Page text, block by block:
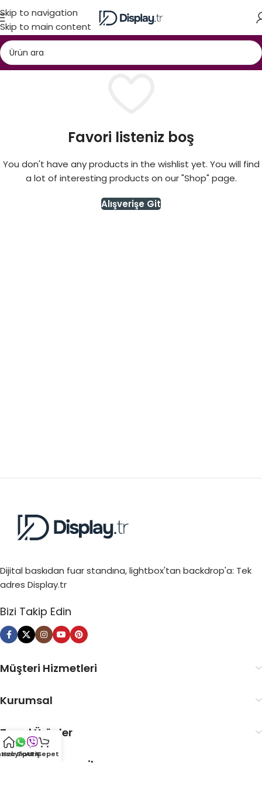
Skip to navigation
Skip to main content
Favori listeniz boş
You don't have any products in the wishlist yet. You will find
a lot of interesting products on our "Shop" page.
Alışverişe Git
Dijital baskıdan fuar standına, lightbox'tan backdrop'a: Tek
adres Display.tr
Bizi Takip Edin
Müşteri Hizmetleri
Kurumsal
Trend Ürünler
Popüler Kategoriler
Hızlı Sipariş
ARASepet